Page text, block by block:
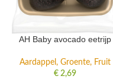
AH Baby avocado eetrijp
Aardappel, Groente, Fruit
€2,69